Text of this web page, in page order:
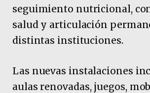
seguimiento nutricional,
salud y articulación
distintas instituciones.
Las nuevas instalaciones
aulas renovadas, juegos,